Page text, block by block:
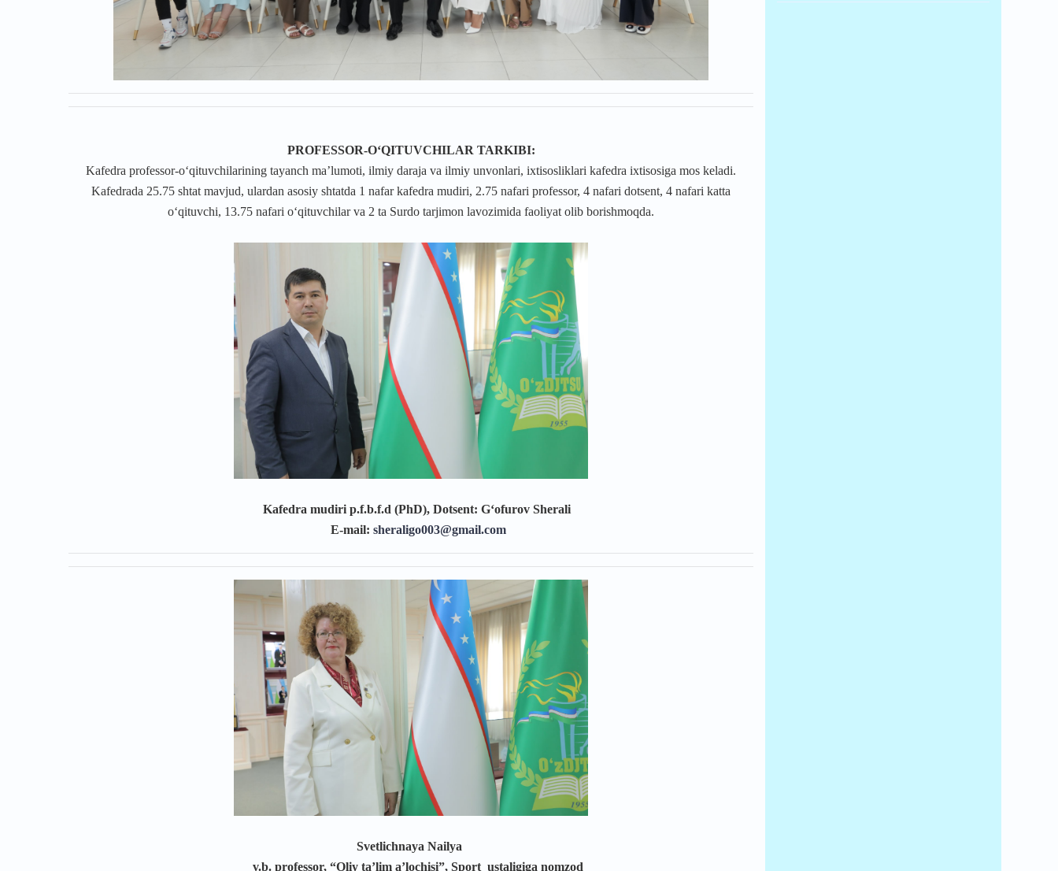
PROFESSOR-OʻQITUVCHILAR TARKIBI:
Kafedra professor-o‘qituvchilarining tayanch ma’lumoti, ilmiy daraja va ilmiy unvonlari, ixtisosliklari kafedra ixtisosiga mos keladi.
Kafedrada 25.75 shtat mavjud, ulardan asosiy shtatda 1 nafar kafedra mudiri, 2.75 nafari professor, 4 nafari dotsent, 4 nafari katta
o‘qituvchi, 13.75 nafari o‘qituvchilar va 2 ta Surdo tarjimon lavozimida faoliyat olib borishmoqda.
Kafedra mudiri p.f.b.f.d (PhD), Dotsent: G‘ofurov Sherali
E-mail: sheraligo003@gmail.com
Svetlichnaya Nailya
v.b. professor, “Oliy ta’lim a’lochisi”, Sportustaligiga nomzod